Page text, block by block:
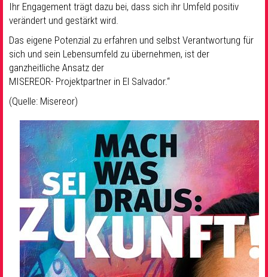
Ihr Engagement trägt dazu bei, dass sich ihr Umfeld positiv
verändert und gestärkt wird.
Das eigene Potenzial zu erfahren und selbst Verantwortung für
sich und sein Lebensumfeld zu übernehmen, ist der
ganzheitliche Ansatz der
MISEREOR- Projektpartner in El Salvador.“
(Quelle: Misereor)